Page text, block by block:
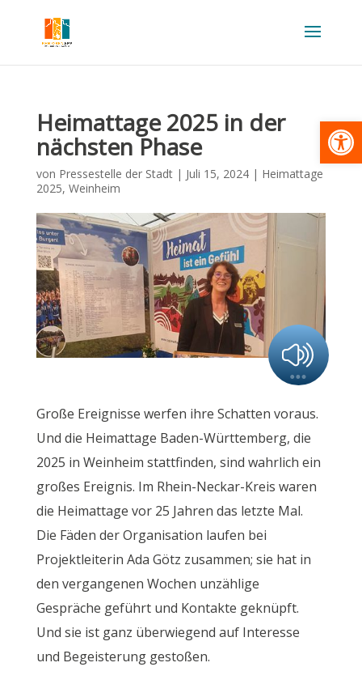
Heimattage 2025 in der
nächsten Phase
von Pressestelle der Stadt| Juli 15, 2024| Heimattage
2025, Weinheim
Große Ereignisse werfen ihre Schatten voraus.
Und die Heimattage Baden-Württemberg, die
2025 in Weinheim stattfinden, sind wahrlich ein
großes Ereignis. Im Rhein-Neckar-Kreis waren
die Heimattage vor 25 Jahren das letzte Mal.
Die Fäden der Organisation laufen bei
Projektleiterin Ada Götz zusammen; sie hat in
den vergangenen Wochen unzählige
Gespräche geführt und Kontakte geknüpft.
Und sie ist ganz überwiegend auf Interesse
und Begeisterung gestoßen.